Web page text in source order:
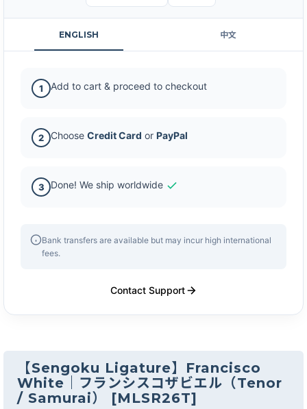
【Sengoku Ligature】Francisco
White｜フランシスコザビエル（Tenor
/ Samurai）
[MLSR26T]
ENGLISH 中文
1 Add to cart & proceed to checkout
2 Choose Credit Card or PayPal
3 Done! We ship worldwide
Bank transfers are available but may incur high international
fees.
Contact Support